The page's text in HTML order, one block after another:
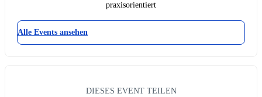
praxisorientiert
Alle Events ansehen
DIESES EVENT TEILEN